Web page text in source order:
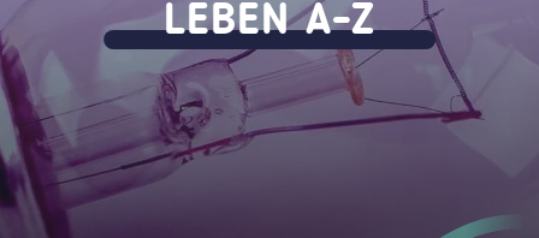
LEBEN A-Z